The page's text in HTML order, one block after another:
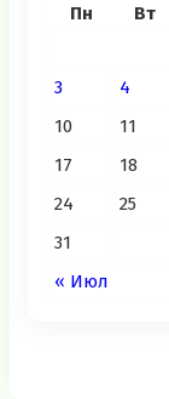
Пн
Вт
« Июл
3
4
10
11
17
18
24
25
31